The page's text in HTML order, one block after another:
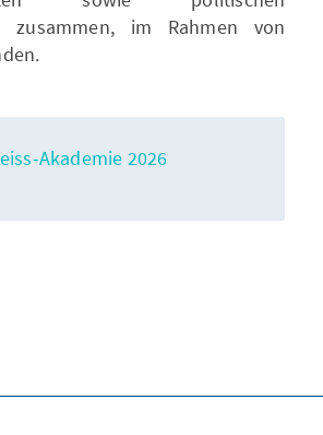
zusammen, im Rahmen von
Akademie 2026